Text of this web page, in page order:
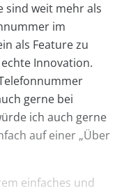
sind weit mehr als
im
als Feature zu
Innovation.
gerne bei
ich auch gerne
auf einer „Über
einfaches und